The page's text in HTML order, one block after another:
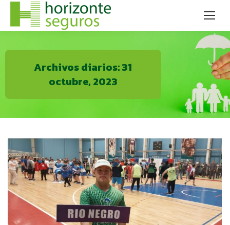
Archivos diarios:31
octubre, 2023